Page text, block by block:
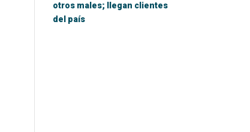
otros males; llegan clientes
del país